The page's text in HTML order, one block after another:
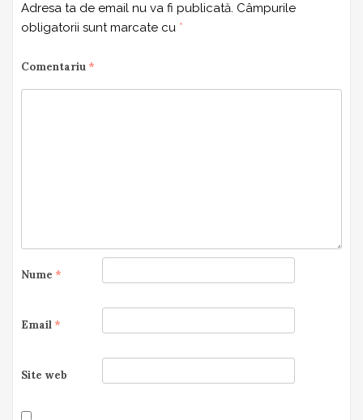
Adresa ta de email nu va fi publicată. Câmpurile
obligatorii sunt marcate cu *
Comentariu *
Nume *
Email *
Site web